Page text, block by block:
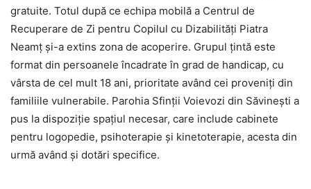
gratuite. Totul după ce echipa mobilă a Centrul de
Recuperare de Zi pentru Copilul cu Dizabilități Piatra
Neamț și-a extins zona de acoperire. Grupul țintă este
format din persoanele încadrate în grad de handicap, cu
vârsta de cel mult 18 ani, prioritate având cei proveniți din
familiile vulnerabile. Parohia Sfinții Voievozi din Săvinești a
pus la dispoziție spațiul necesar, care include cabinete
pentru logopedie, psihoterapie și kinetoterapie, acesta din
urmă având și dotări specifice.